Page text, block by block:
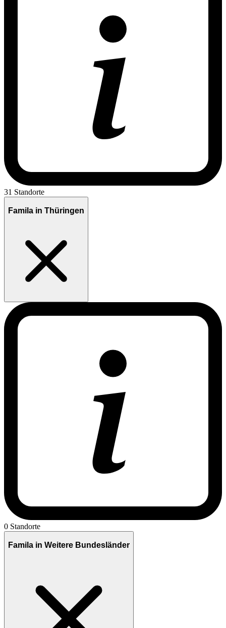
31 Standorte
Famila in Thüringen
0 Standorte
Famila in Weitere Bundesländer